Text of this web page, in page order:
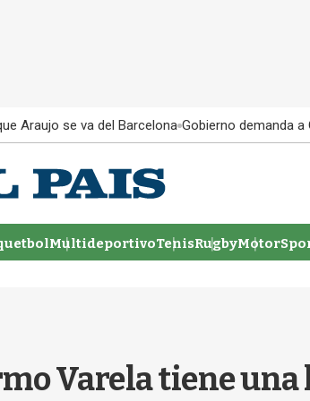
Araujo se va del Barcelona Gobierno demanda a
MultideportivoTenisRugby
Varela tiene